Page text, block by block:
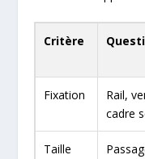
Critère
Fixation
Rail,
cadre
Taille